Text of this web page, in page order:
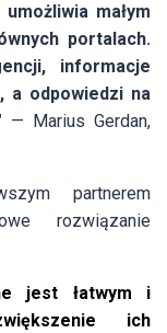
małym
portalach.
informacje
a odpowiedzi na
— Marius Gerdan,
partnerem
rozwiązanie
jest łatwym i
ich